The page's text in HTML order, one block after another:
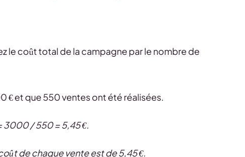
le coût total de la campagne par le nombre de
€ et que 550 ventes ont été réalisées.
3000 / 550 = 5,45 €.
de chaque vente est de 5,45 €.